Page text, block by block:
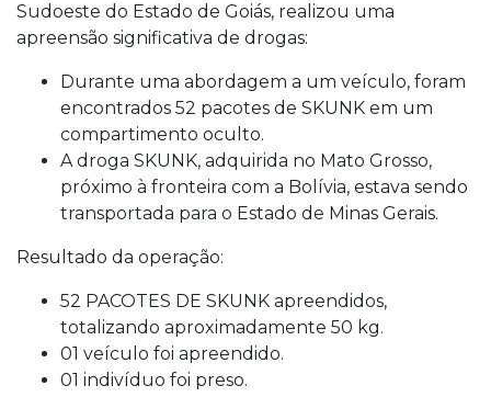
Sudoeste do Estado de Goiás, realizou uma
apreensão significativa de drogas:
Durante uma abordagem a um veículo, foram
encontrados 52 pacotes de SKUNK em um
compartimento oculto.
A droga SKUNK, adquirida no Mato Grosso,
próximo à fronteira com a Bolívia, estava sendo
transportada para o Estado de Minas Gerais.
Resultado da operação:
52 PACOTES DE SKUNK apreendidos,
totalizando aproximadamente 50 kg.
01 veículo foi apreendido.
01 indivíduo foi preso.